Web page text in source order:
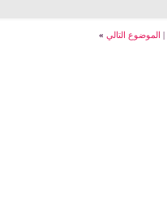
| الموضوع التالي »